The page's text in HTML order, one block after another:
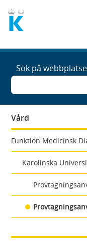
Sök på
Vård
Funktion Medicinsk
Karolinska